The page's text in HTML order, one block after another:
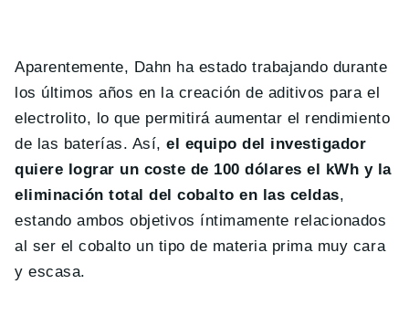
Aparentemente, Dahn ha estado trabajando durante
los últimos años en la creación de aditivos para el
electrolito, lo que permitirá aumentar el rendimiento
de las baterías. Así, el equipo del investigador
quiere lograr un coste de 100 dólares el kWh y la
eliminación total del cobalto en las celdas,
estando ambos objetivos íntimamente relacionados
al ser el cobalto un tipo de materia prima muy cara
y escasa.